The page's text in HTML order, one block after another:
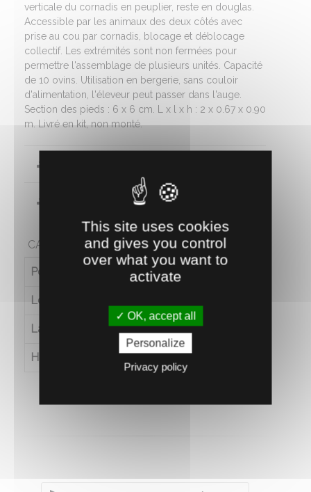
verticale du cornadis en peuplier, reste en douglas.
Accessible par les animaux des deux côtés avec
prise au cou par cornadis, blocage et déblocage
collectif. Les extrémités sont non fermées pour
permettre l'assemblage de plusieurs unités. Capacité
de 10 ovins. Utilisation en bergerie, sans couloir
d'alimentation, l'éleveur peut passer dans l'auge.
Section des pieds : 6 x 6 cm. L x l x h : 2 x 0.67 x 0.90
m. Livré en kit, non monté.
CARACTÉRISTIQUES
Poids (en kg) 54
Longueur (en cm)
Largeur (en cm) 67
Hauteur (en cm) 90
This site uses cookies
and gives you control
over what you want to
activate
OK, accept all
Personalize
Privacy policy